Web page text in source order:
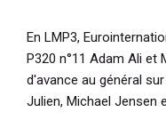
En LMP3,
P320 n°11 Adam Ali et
d'avance au général
Julien, Michael Jensen